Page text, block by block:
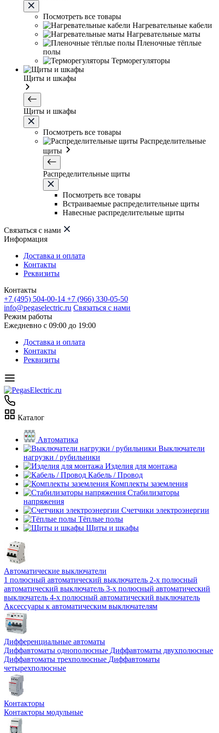
Посмотреть все товары
Нагревательные кабели
Нагревательные маты
Пленочные тёплые
полы
Терморегуляторы
Щиты и шкафы
Щиты и шкафы
Посмотреть все товары
Распределительные
щиты
Распределительные щиты
Посмотреть все товары
Встраиваемые распределительные щиты
Навесные распределительные щиты
Связаться с нами
Информация
Доставка и оплата
Контакты
Реквизиты
Контакты
+7 (495) 504-00-14 +7 (966) 330-05-50
info@pegaselectric.ru Связаться с нами
Режим работы
Ежедневно с 09:00 до 19:00
Доставка и оплата
Контакты
Реквизиты
Каталог
Автоматика
Выключатели
нагрузки / рубильники
Изделия для монтажа
Кабель / Провод
Комплекты заземления
Стабилизаторы
напряжения
Счетчики электроэнергии
Тёплые полы
Щиты и шкафы
Автоматические выключатели
1 полюсный автоматический выключатель 2-х полюсный
автоматический выключатель 3-х полюсный автоматический
выключатель 4-х полюсный автоматический выключатель
Аксессуары к автоматическим выключателям
Дифференциальные автоматы
Диффавтоматы однополюсные Диффавтоматы двухполюсные
Диффавтоматы трехполюсные Диффавтоматы
четырехполюсные
Контакторы
Контакторы модульные